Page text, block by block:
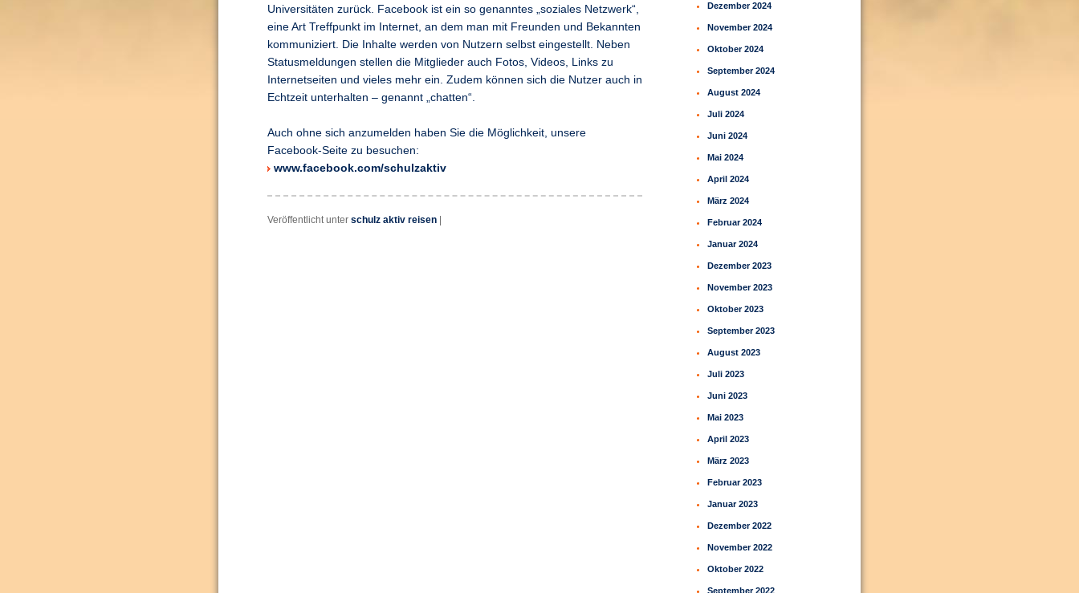
Universitäten zurück. Facebook ist ein so genanntes „soziales Netzwerk“,
eine Art Treffpunkt im Internet, an dem man mit Freunden und Bekannten
kommuniziert. Die Inhalte werden von Nutzern selbst eingestellt. Neben
Statusmeldungen stellen die Mitglieder auch Fotos, Videos, Links zu
Internetseiten und vieles mehr ein. Zudem können sich die Nutzer auch in
Echtzeit unterhalten – genannt „chatten“.
Auch ohne sich anzumelden haben Sie die Möglichkeit, unsere
Facebook-Seite zu besuchen:
www.facebook.com/schulzaktiv
Veröffentlicht unter schulz aktiv reisen |
Dezember 2024
November 2024
Oktober 2024
September 2024
August 2024
Juli 2024
Juni 2024
Mai 2024
April 2024
März 2024
Februar 2024
Januar 2024
Dezember 2023
November 2023
Oktober 2023
September 2023
August 2023
Juli 2023
Juni 2023
Mai 2023
April 2023
März 2023
Februar 2023
Januar 2023
Dezember 2022
November 2022
Oktober 2022
September 2022